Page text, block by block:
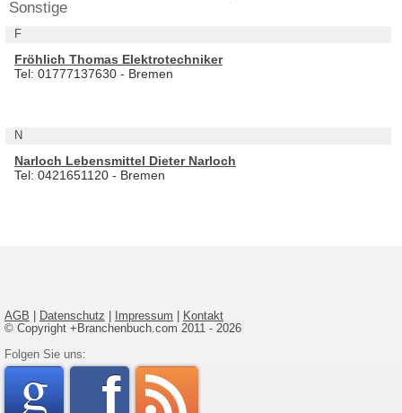
Sonstige
F
Fröhlich Thomas Elektrotechniker
Tel: 01777137630 - Bremen
N
Narloch Lebensmittel Dieter Narloch
Tel: 0421651120 - Bremen
AGB Datenschutz Impressum
Kontakt
© Copyright +Branchenbuch.com 2011 - 2026
Folgen Sie uns:
google